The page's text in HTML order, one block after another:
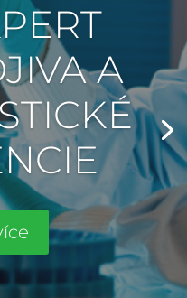
A